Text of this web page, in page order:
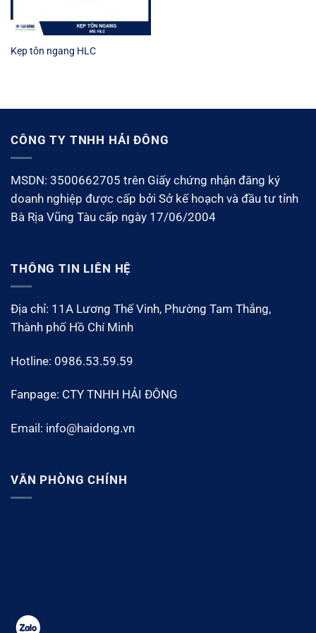
Kẹp tôn ngang HLC
CÔNG TY TNHH HẢI ĐÔNG
MSDN: 3500662705 trên Giấy chứng nhận đăng ký
doanh nghiệp được cấp bởi Sở kế hoạch và đầu tư tỉnh
Bà Rịa Vũng Tàu cấp ngày 17/06/2004
THÔNG TIN LIÊN HỆ
Địa chỉ: 11A Lương Thế Vinh, Phường Tam Thắng,
Thành phố Hồ Chí Minh
Hotline: 0986.53.59.59
Fanpage: CTY TNHH HẢI ĐÔNG
Email: info@haidong.vn
VĂN PHÒNG CHÍNH